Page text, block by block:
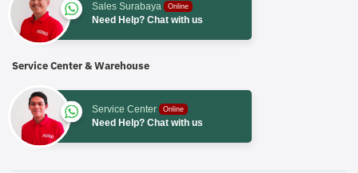
Sales Surabaya Online
Need Help? Chat with us
Service Center & Warehouse
Service Center Online
Need Help? Chat with us